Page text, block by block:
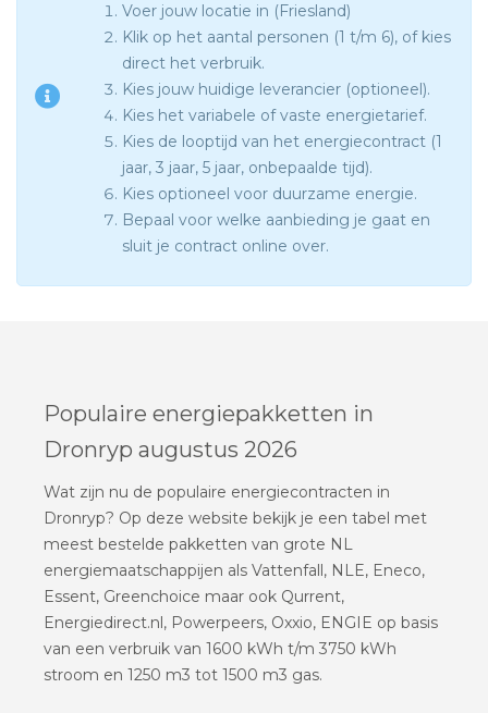
Voer jouw locatie in (Friesland)
Klik op het aantal personen (1 t/m 6), of kies
direct het verbruik.
Kies jouw huidige leverancier (optioneel).
Kies het variabele of vaste energietarief.
Kies de looptijd van het energiecontract (1
jaar, 3 jaar, 5 jaar, onbepaalde tijd).
Kies optioneel voor duurzame energie.
Bepaal voor welke aanbieding je gaat en
sluit je contract online over.
Populaire energiepakketten in
Dronryp augustus 2026
Wat zijn nu de populaire energiecontracten in
Dronryp? Op deze website bekijk je een tabel met
meest bestelde pakketten van grote NL
energiemaatschappijen als Vattenfall, NLE, Eneco,
Essent, Greenchoice maar ook Qurrent,
Energiedirect.nl, Powerpeers, Oxxio, ENGIE op basis
van een verbruik van 1600 kWh t/m 3750 kWh
stroom en 1250 m3 tot 1500 m3 gas.